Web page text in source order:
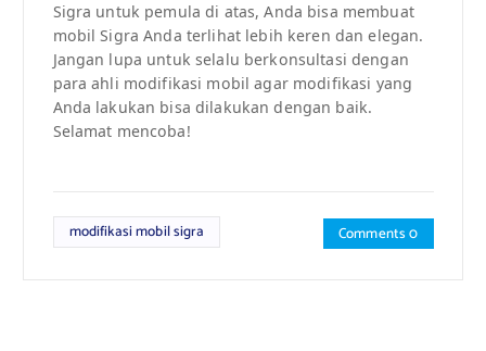
Sigra untuk pemula di atas, Anda bisa membuat
mobil Sigra Anda terlihat lebih keren dan elegan.
Jangan lupa untuk selalu berkonsultasi dengan
para ahli modifikasi mobil agar modifikasi yang
Anda lakukan bisa dilakukan dengan baik.
Selamat mencoba!
modifikasi mobil sigra Comments 0